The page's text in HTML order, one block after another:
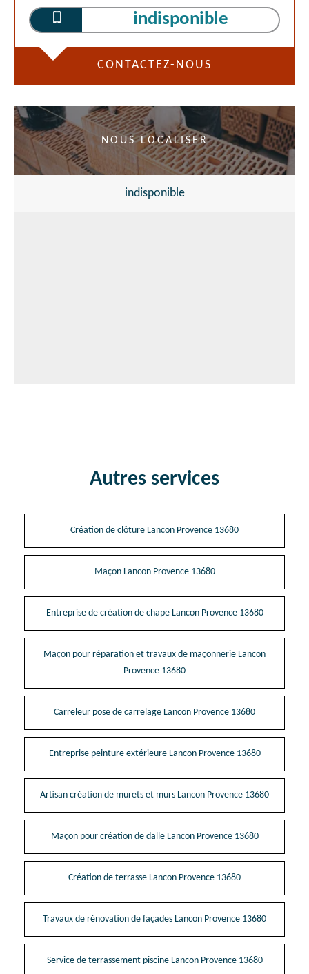
indisponible
CONTACTEZ-NOUS
NOUS LOCALISER
indisponible
Autres services
Création de clôture Lancon Provence 13680
Maçon Lancon Provence 13680
Entreprise de création de chape Lancon Provence 13680
Maçon pour réparation et travaux de maçonnerie Lancon
Provence 13680
Carreleur pose de carrelage Lancon Provence 13680
Entreprise peinture extérieure Lancon Provence 13680
Artisan création de murets et murs Lancon Provence 13680
Maçon pour création de dalle Lancon Provence 13680
Création de terrasse Lancon Provence 13680
Travaux de rénovation de façades Lancon Provence 13680
Service de terrassement piscine Lancon Provence 13680